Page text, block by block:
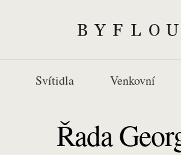
Svítidla Venkovní
Řada